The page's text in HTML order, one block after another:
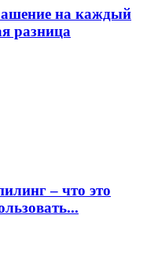
на каждый
разница
– что это